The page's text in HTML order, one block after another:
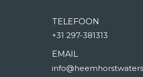
TELEFOON
+31 297-381313
EMAIL